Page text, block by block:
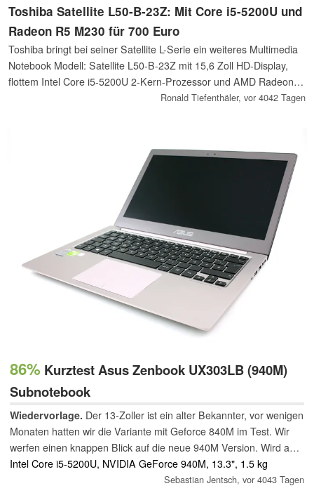
Toshiba Satellite L50-B-23Z: Mit Core i5-5200U und
Radeon R5 M230 für 700 Euro
Toshiba bringt bei seiner Satellite L-Serie ein weiteres Multimedia
Notebook Modell: Satellite L50-B-23Z mit 15,6 Zoll HD-Display,
flottem Intel Core i5-5200U 2-Kern-Prozessor und AMD Radeon
Ronald Tiefenthäler, vor 4042 Tagen
86% Kurztest Asus Zenbook UX303LB (940M)
Subnotebook
Wiedervorlage. Der 13-Zoller ist ein alter Bekannter, vor wenigen
Monaten hatten wir die Variante mit Geforce 840M im Test. Wir
werfen einen knappen Blick auf die neue 940M Version. Wird aus
dem Rennwagen jetzt eine Rakete?
Intel Core i5-5200U, NVIDIA GeForce 940M, 13.3", 1.5 kg
Sebastian Jentsch, vor 4043 Tagen